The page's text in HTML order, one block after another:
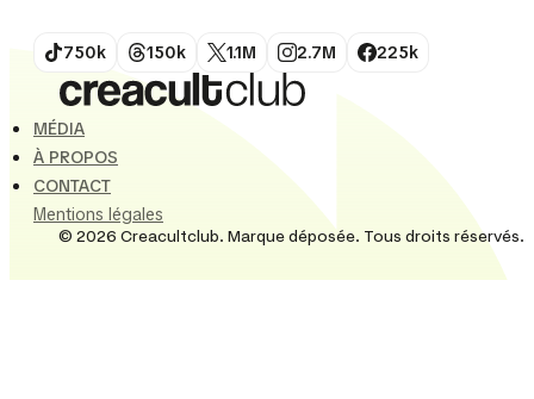
750k 150k 1.1M 2.7M 225k
MÉDIA
À PROPOS
CONTACT
Mentions légales
© 2026 Creacultclub. Marque déposée. Tous droits réservés.